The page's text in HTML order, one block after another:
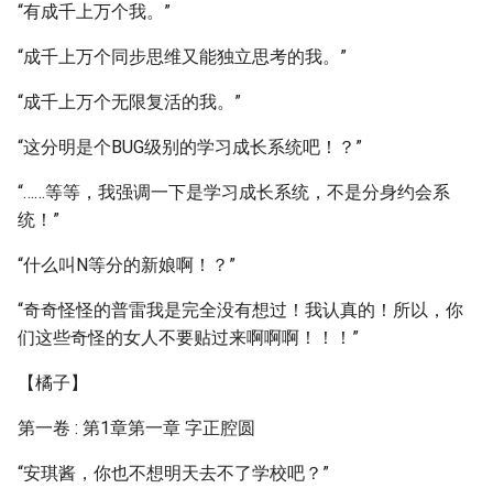
“有成千上万个我。”
“成千上万个同步思维又能独立思考的我。”
“成千上万个无限复活的我。”
“这分明是个BUG级别的学习成长系统吧！？”
“……等等，我强调一下是学习成长系统，不是分身约会系
统！”
“什么叫N等分的新娘啊！？”
“奇奇怪怪的普雷我是完全没有想过！我认真的！所以，你
们这些奇怪的女人不要贴过来啊啊啊！！！”
【橘子】
第一卷 : 第1章第一章 字正腔圆
“安琪酱，你也不想明天去不了学校吧？”